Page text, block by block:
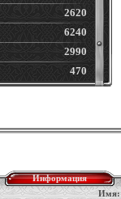
2620
6240
2990
470
Информация
Имя: